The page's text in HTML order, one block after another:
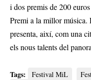
i dos premis de 200
Premi a la millor
presenta, així, com una
els nous talents del
Tags: Festival MiL